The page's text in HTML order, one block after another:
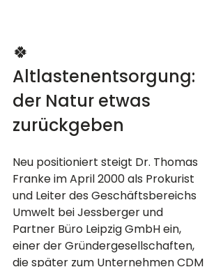
🍀
Altlastenentsorgung:
der Natur etwas
zurückgeben
Neu positioniert steigt Dr. Thomas
Franke im April 2000 als Prokurist
und Leiter des Geschäftsbereichs
Umwelt bei Jessberger und
Partner Büro Leipzig GmbH ein,
einer der Gründergesellschaften,
die später zum Unternehmen CDM